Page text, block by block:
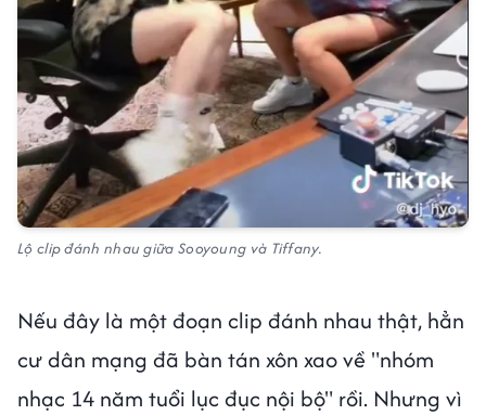
Lộ clip đánh nhau giữa Sooyoung và Tiffany.
Nếu đây là một đoạn clip đánh nhau thật, hẳn
cư dân mạng đã bàn tán xôn xao về "nhóm
nhạc 14 năm tuổi lục đục nội bộ" rồi. Nhưng vì